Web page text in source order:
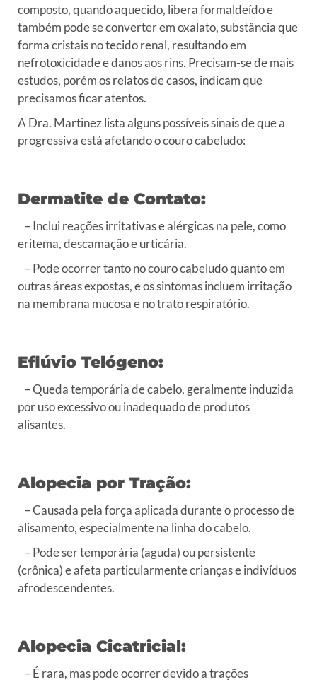
composto, quando aquecido, libera formaldeído e
também pode se converter em oxalato, substância que
forma cristais no tecido renal, resultando em
nefrotoxicidade e danos aos rins. Precisam-se de mais
estudos, porém os relatos de casos, indicam que
precisamos ficar atentos.
A Dra. Martinez lista alguns possíveis sinais de que a
progressiva está afetando o couro cabeludo:
Dermatite de Contato:
– Inclui reações irritativas e alérgicas na pele, como
eritema, descamação e urticária.
– Pode ocorrer tanto no couro cabeludo quanto em
outras áreas expostas, e os sintomas incluem irritação
na membrana mucosa e no trato respiratório.
Eflúvio Telógeno:
– Queda temporária de cabelo, geralmente induzida
por uso excessivo ou inadequado de produtos
alisantes.
Alopecia por Tração:
– Causada pela força aplicada durante o processo de
alisamento, especialmente na linha do cabelo.
– Pode ser temporária (aguda) ou persistente
(crônica) e afeta particularmente crianças e indivíduos
afrodescendentes.
Alopecia Cicatricial:
– É rara, mas pode ocorrer devido a trações